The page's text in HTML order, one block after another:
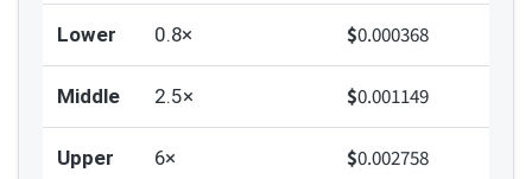
Lower 0.8× $0.000368
Middle 2.5× $0.001149
Upper 6× $0.002758